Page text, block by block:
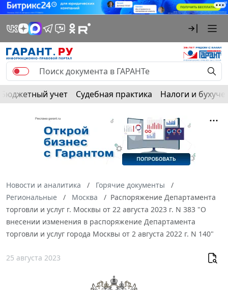
Бюджетный учет Судебная практика Налоги и
Новости и аналитика
Горячие документы
Региональные
Москва
Распоряжение Департамента
торговли и услуг г. Москвы от 22 августа 2023 г. N 383 "О
внесении изменения в распоряжение Департамента
торговли и услуг города Москвы от 2 августа 2022 г. N 140"
25 августа 2023